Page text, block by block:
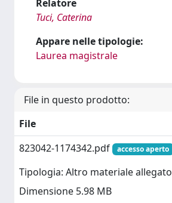
Relatore
Tuci, Caterina
Appare nelle tipologie:
Laurea magistrale
File in questo prodotto:
File
823042-1174342.pdf
accesso aperto
Tipologia: Altro materiale allegato
Dimensione 5.98 MB